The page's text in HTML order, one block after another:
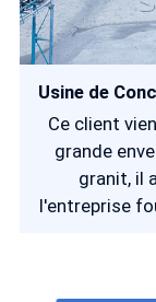
Ce client
grande
granit, il
l'entreprise
élevé, il a
Usine de